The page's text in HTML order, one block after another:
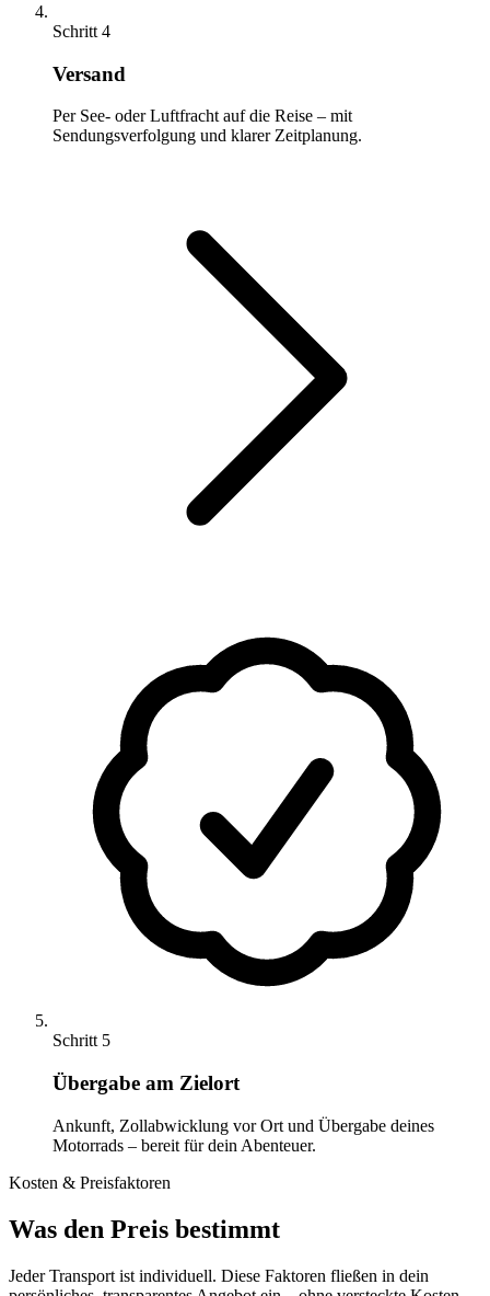
Schritt 4
Versand
Per See- oder Luftfracht auf die Reise – mit
Sendungsverfolgung und klarer Zeitplanung.
Schritt 5
Übergabe am Zielort
Ankunft, Zollabwicklung vor Ort und Übergabe deines
Motorrads – bereit für dein Abenteuer.
Kosten & Preisfaktoren
Was den Preis bestimmt
Jeder Transport ist individuell. Diese Faktoren fließen in dein